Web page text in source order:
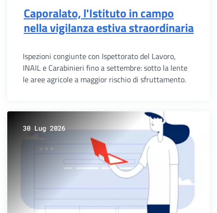
Caporalato, l'Istituto in campo
nella vigilanza estiva straordinaria
Ispezioni congiunte con Ispettorato del Lavoro,
INAIL e Carabinieri fino a settembre: sotto la lente
le aree agricole a maggior rischio di sfruttamento.
30 Lug 2026